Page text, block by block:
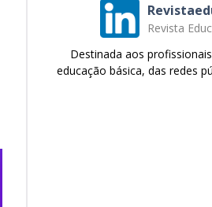
Revista
Destinada aos
educação básica, das redes